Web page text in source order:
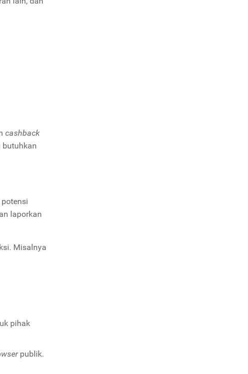
cashback
butuhkan
laporkan
Misalnya
pihak
publik.